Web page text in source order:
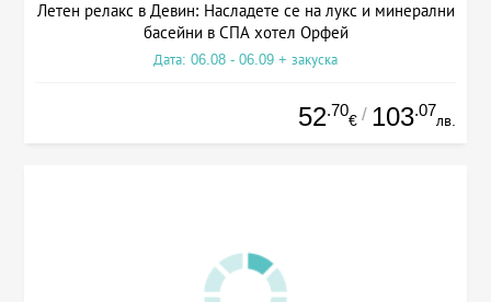
Летен релакс в Девин: Насладете се на лукс и минерални
басейни в СПА хотел Орфей
Дата: 06.08 - 06.09 + закуска
52.70
€ / 103.07
лв.